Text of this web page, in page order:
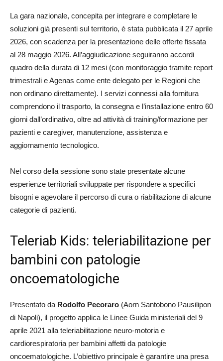
La gara nazionale, concepita per integrare e completare le
soluzioni già presenti sul territorio, è stata pubblicata il 27 aprile
2026, con scadenza per la presentazione delle offerte fissata
al 28 maggio 2026. All’aggiudicazione seguiranno accordi
quadro della durata di 12 mesi (con monitoraggio tramite report
trimestrali e Agenas come ente delegato per le Regioni che
non ordinano direttamente). I servizi connessi alla fornitura
comprendono il trasporto, la consegna e l’installazione entro 60
giorni dall’ordinativo, oltre ad attività di training/formazione per
pazienti e caregiver, manutenzione, assistenza e
aggiornamento tecnologico.
Nel corso della sessione sono state presentate alcune
esperienze territoriali sviluppate per rispondere a specifici
bisogni e agevolare il percorso di cura o riabilitazione di alcune
categorie di pazienti.
Teleriab Kids: teleriabilitazione per
bambini con patologie
oncoematologiche
Presentato da Rodolfo Pecoraro (Aorn Santobono Pausilipon
di Napoli), il progetto applica le Linee Guida ministeriali del 9
aprile 2021 alla teleriabilitazione neuro-motoria e
cardiorespiratoria per bambini affetti da patologie
oncoematologiche. L’obiettivo principale è garantire una presa